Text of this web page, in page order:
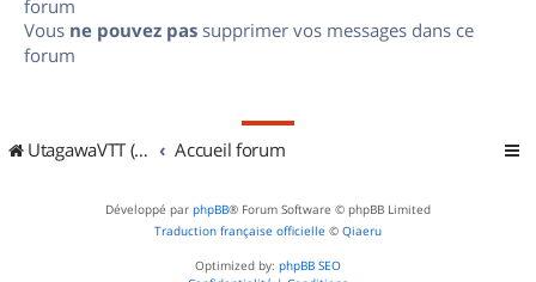
forum
Vous ne pouvez pas supprimer vos messages dans ce
forum
UtagawaVTT (Randos VTT et VTTAE avec traces GPS) Accueil forum
Développé par phpBB® Forum Software © phpBB Limited
Traduction française officielle © Qiaeru
Optimized by: phpBB SEO